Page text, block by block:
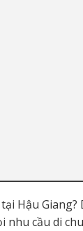
Hậu Giang?
nhu cầu di